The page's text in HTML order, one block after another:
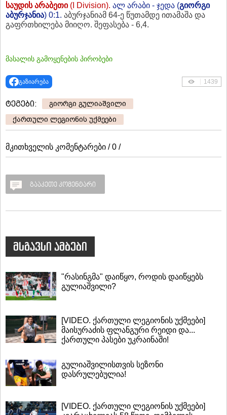
საუდის არაბეთი (I Division). ალ არაბი - ჯედა (გიორგი
აბურჯანია) 0:1. აბურჯანიამ 64-ე წუთამდე ითამაშა და
გაფრთხილება მიიღო. შეფასება - 6,4.
მასალის გამოყენების პირობები
გაზიარება 1439
ტეგები:
გიორგი გულიაშვილი
ქართული ლეგიონის უქმეები
მკითხველის კომენტარები / 0 /
გააკეთე კომენტარი
მსგავსი ამბები
"რასინგმა" დაიწყო, როდის დაიწყებს
გულიაშვილი?
[VIDEO. ქართული ლეგიონის უქმეები]
მაისურაძის ფლანგური რეიდი და...
ქართული პასები უკრაინაში!
გულიაშვილისთვის სეზონი
დასრულებულია!
[VIDEO. ქართული ლეგიონის უქმეები]